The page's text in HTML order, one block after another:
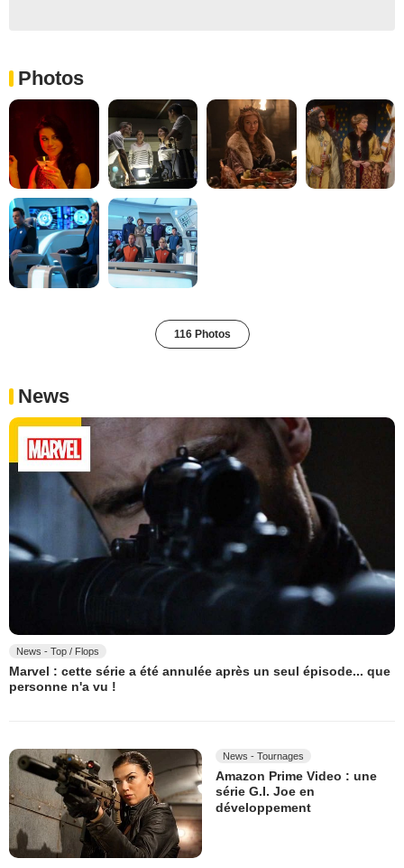
Photos
116 Photos
News
News - Top / Flops
Marvel : cette série a été annulée après un seul épisode... que
personne n'a vu !
News - Tournages
Amazon Prime Video : une
série G.I. Joe en
développement